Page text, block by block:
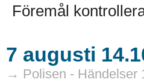
Föremål
7 augusti
→ Polisen - Händelser